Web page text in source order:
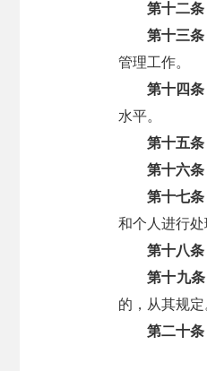
第十二条
第十三条
管理工作。
第十四条
水平。
第十五条
第十六条
第十七条
和个人进行处
第十八条
第十九条
的，从其规定
第二十条